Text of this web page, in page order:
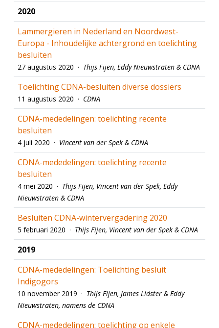
2020
Lammergieren in Nederland en Noordwest-
Europa - Inhoudelijke achtergrond en toelichting
besluiten
27 augustus 2020 · Thijs Fijen, Eddy Nieuwstraten & CDNA
Toelichting CDNA-besluiten diverse dossiers
11 augustus 2020 · CDNA
CDNA-mededelingen: toelichting recente
besluiten
4 juli 2020 · Vincent van der Spek & CDNA
CDNA-mededelingen: toelichting recente
besluiten
4 mei 2020 · Thijs Fijen, Vincent van der Spek, Eddy
Nieuwstraten & CDNA
Besluiten CDNA-wintervergadering 2020
5 februari 2020 · Thijs Fijen, Vincent van der Spek & CDNA
2019
CDNA-mededelingen: Toelichting besluit
Indigogors
10 november 2019 · Thijs Fijen, James Lidster & Eddy
Nieuwstraten, namens de CDNA
CDNA-mededelingen: toelichting op enkele